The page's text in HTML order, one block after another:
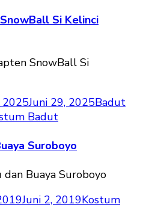
Si Kelinci
2025Juni 29, 2025Badut
Badut
Suroboyo
Juni 2, 2019Kostum